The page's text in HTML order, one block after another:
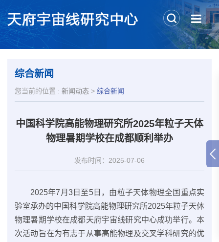
综合新闻
您当前的位置 : 新闻动态 > 综合新闻
中国科学院高能物理研究所2025年粒子天体
物理暑期学校在成都顺利举办
发布时间：2025-07-06
2025年7月3日至5日，由粒子天体物理全国重点实
验室承办的中国科学院高能物理研究所2025年粒子天体
物理暑期学校在成都天府宇宙线研究中心成功举行。本
次活动旨在为有志于从事高能物理及交叉学科研究的优